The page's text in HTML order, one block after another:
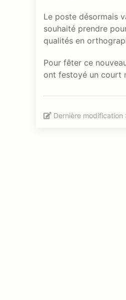
Le poste désormais
souhaité prendre
qualités en
Pour fêter ce
ont festoyé un court
Dernière